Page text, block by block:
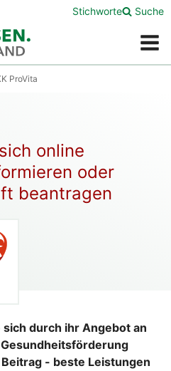
Menü
Stichworte Suche
ProVita
online
oder
beantragen
sich durch ihr Angebot an
- beste Leistungen